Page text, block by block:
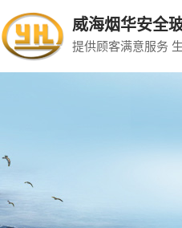
威海烟华安全
提供顾客满意服务